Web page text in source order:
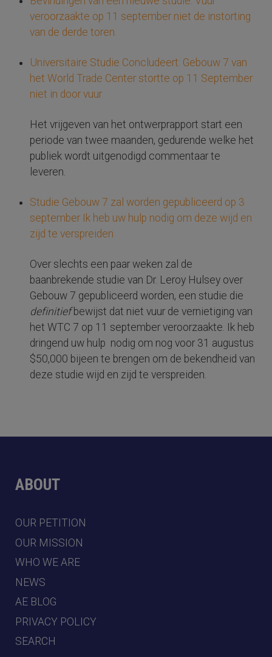
veroorzaakte op 11 september niet de instorting
van de derde toren.
Universitaire Studie Concludeert: Gebouw 7 van
het World Trade Center stortte op 11 September
niet in door vuur
Het vrijgeven van het ontwerprapport start een
periode van twee maanden, gedurende welke het
publiek wordt uitgenodigd commentaar te
leveren.
Studie Gebouw 7 zal worden gepubliceerd op 3
september Ik heb uw hulp nodig om deze wijd en
zijd te verspreiden
Over slechts een paar weken zal de
baanbrekende studie van Dr. Leroy Hulsey over
Gebouw 7 gepubliceerd worden, een studie die
definitiefbewijst dat niet vuur de vernietiging van
het WTC 7 op 11 september veroorzaakte. Ik heb
dringend uw hulp nodig om nog voor 31 augustus
$50,000 bijeen te brengen om de bekendheid van
deze studie wijd en zijd te verspreiden.
ABOUT
OUR PETITION
OUR MISSION
WHO WE ARE
NEWS
AE BLOG
PRIVACY POLICY
SEARCH